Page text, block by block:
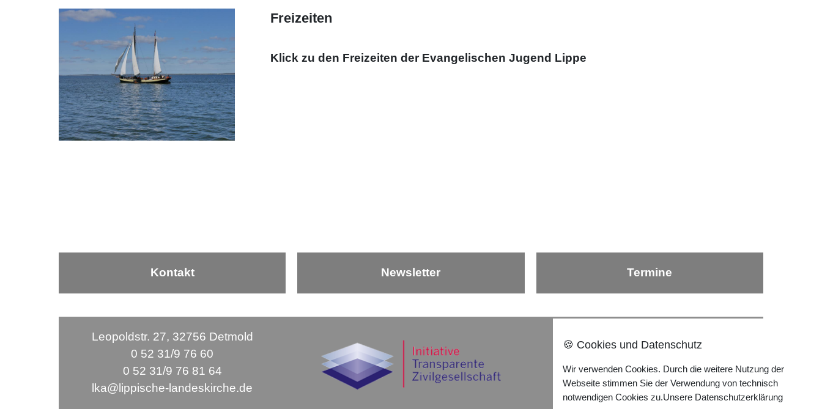
Freizeiten
Klick zu den Freizeiten der Evangelischen Jugend Lippe
Kontakt Newsletter Termine
Leopoldstr. 27, 32756 Detmold
0 52 31/9 76 60
0 52 31/9 76 81 64
lka@lippische-landeskirche.de
Impressum
Datenschutzerklärung
🍪 Cookies und Datenschutz
Wir verwenden Cookies. Durch die weitere Nutzung der
Webseite stimmen Sie der Verwendung von technisch
notwendigen Cookies zu.Unsere Datenschutzerklärung